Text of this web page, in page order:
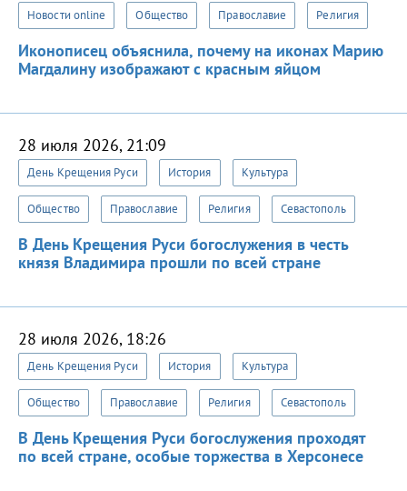
Новости online Общество Православие Религия
Иконописец объяснила, почему на иконах Марию
Магдалину изображают с красным яйцом
28 июля 2026, 21:09
День Крещения Руси История Культура
Общество Православие Религия Севастополь
В День Крещения Руси богослужения в честь
князя Владимира прошли по всей стране
28 июля 2026, 18:26
День Крещения Руси История Культура
Общество Православие Религия Севастополь
В День Крещения Руси богослужения проходят
по всей стране, особые торжества в Херсонесе